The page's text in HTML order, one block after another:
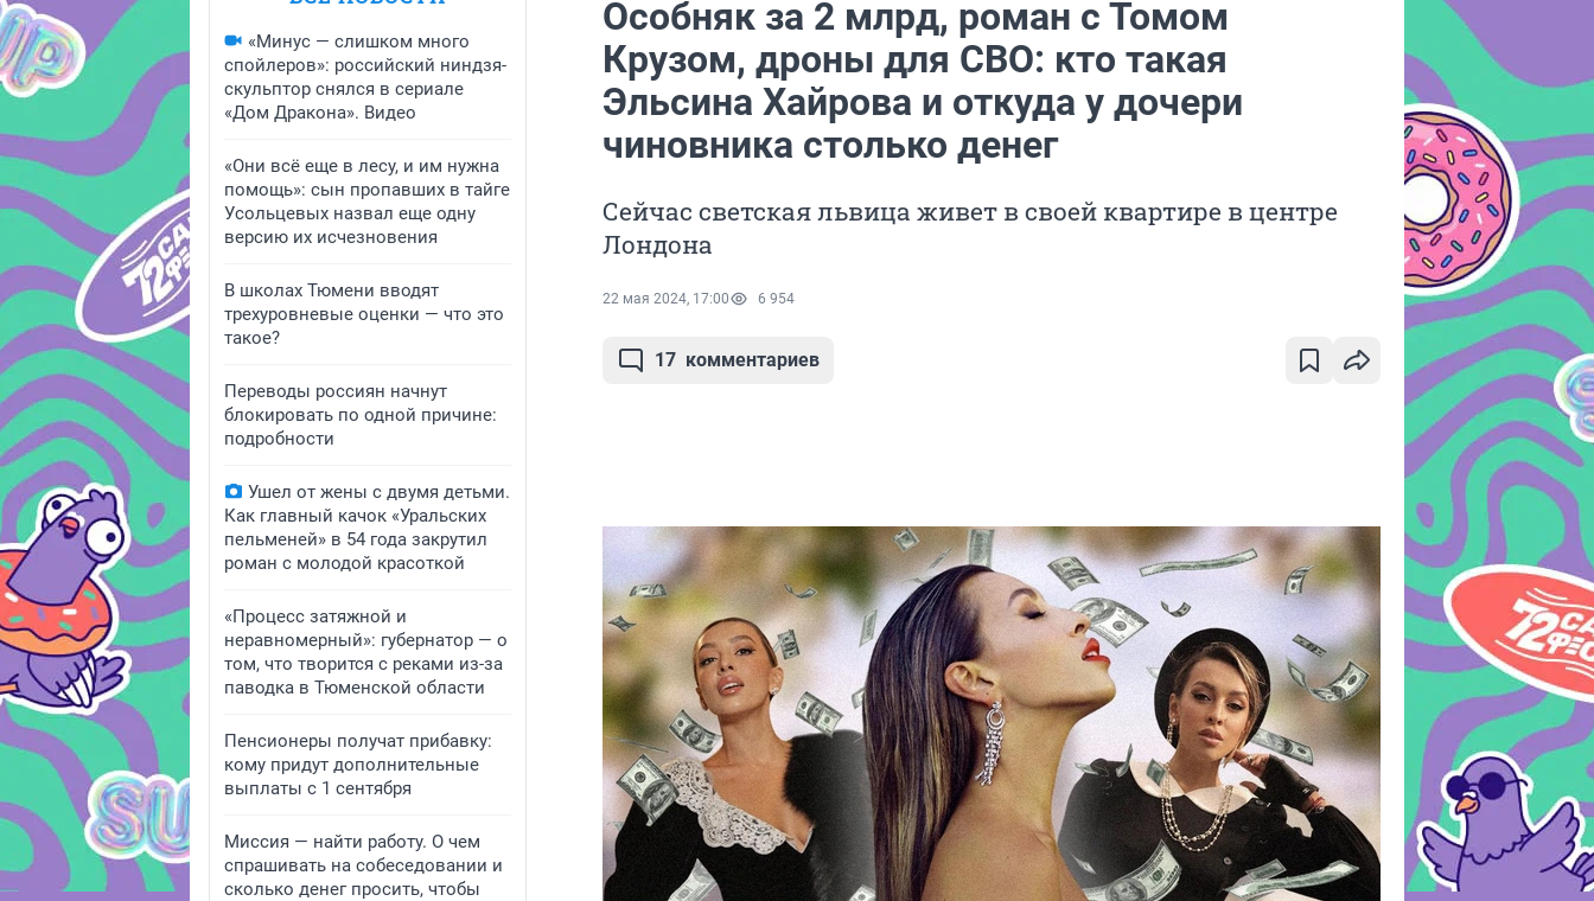
«Минус — слишком много
спойлеров»: российский ниндзя-
скульптор снялся в сериале
«Дом Дракона». Видео
«Они всё еще в лесу, и им нужна
помощь»: сын пропавших в тайге
Усольцевых назвал еще одну
версию их исчезновения
В школах Тюмени вводят
трехуровневые оценки — что это
такое?
Переводы россиян начнут
блокировать по одной причине:
подробности
Ушел от жены с двумя детьми.
Как главный качок «Уральских
пельменей» в 54 года закрутил
роман с молодой красоткой
«Процесс затяжной и
неравномерный»: губернатор — о
том, что творится с реками из-за
паводка в Тюменской области
Пенсионеры получат прибавку:
кому придут дополнительные
выплаты с 1 сентября
Миссия — найти работу. О чем
спрашивать на собеседовании и
сколько денег просить, чтобы
Особняк за 2 млрд, роман с Томом
Крузом, дроны для СВО: кто такая
Эльсина Хайрова и откуда у дочери
чиновника столько денег
Сейчас светская львица живет в своей квартире в центре
Лондона
22 мая 2024, 17:00 6 954
17 комментариев